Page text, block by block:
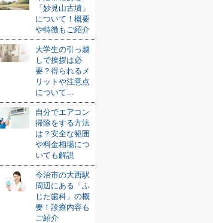
「妙見山古墳」
について！概要
や特徴もご紹介
大学生の引っ越
しで挨拶は必
要？得られるメ
リットや注意点
について...
自分でエアコン
掃除をする方法
は？安全な範囲
や料金相場につ
いても解説
今治市の大西駅
周辺にある「ふ
じた歯科」の概
要！診療内容も
ご紹介